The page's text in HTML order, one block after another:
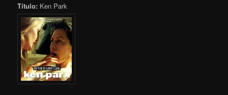
Título: Ken Park